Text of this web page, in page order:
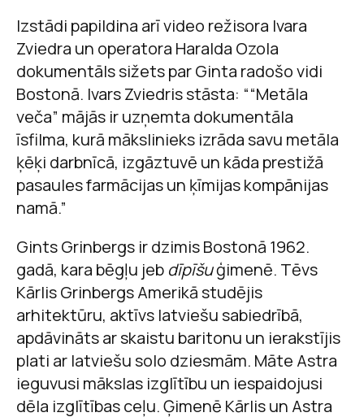
Izstādi papildina arī video režisora Ivara
Zviedra un operatora Haralda Ozola
dokumentāls sižets par Ginta radošo vidi
Bostonā. Ivars Zviedris stāsta: ““Metāla
veča” mājās ir uzņemta dokumentāla
īsfilma, kurā mākslinieks izrāda savu metāla
ķēķi darbnīcā, izgāztuvē un kāda prestižā
pasaules farmācijas un ķīmijas kompānijas
namā.”
Gints Grinbergs ir dzimis Bostonā 1962.
gadā, kara bēgļu jeb dīpīšuģimenē. Tēvs
Kārlis Grinbergs Amerikā studējis
arhitektūru, aktīvs latviešu sabiedrībā,
apdāvināts ar skaistu baritonu un ierakstījis
plati ar latviešu solo dziesmām. Māte Astra
ieguvusi mākslas izglītību un iespaidojusi
dēla izglītības ceļu. Ģimenē Kārlis un Astra